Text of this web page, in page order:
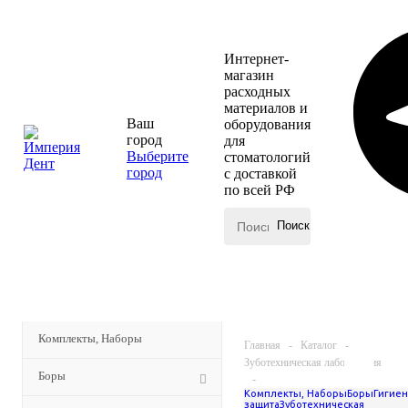
Ваш
город
Выберите
город
Интернет-
магазин
расходных
материалов и
оборудования
для
стоматологий
с доставкой
по всей РФ
Комплекты, Наборы
Боры
Главная - Каталог
-
Зуботехническая лаборатория
Комплекты, НаборыБоры
защитаЗуботехническая
-
Оборудование